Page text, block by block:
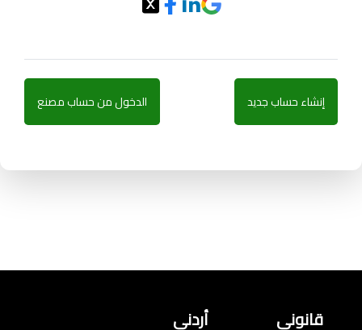
إنشاء حساب جديد الدخول من حساب مصنع
قانوني أردني